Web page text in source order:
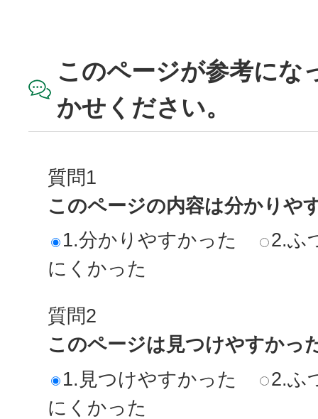
このページが参考にな
かせください。
質問1
このページの内容は分かりや
1.分かりやすかった
2.ふ
にくかった
質問2
このページは見つけやすかっ
1.見つけやすかった
2.ふ
にくかった